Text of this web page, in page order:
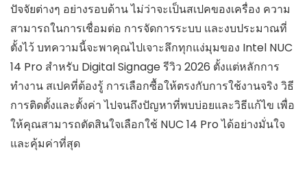
ปัจจัยต่างๆ อย่างรอบด้าน ไม่ว่าจะเป็นสเปคของเครื่อง ความ
สามารถในการเชื่อมต่อ การจัดการระบบ และงบประมาณที่
ตั้งไว้ บทความนี้จะพาคุณไปเจาะลึกทุกแง่มุมของ Intel NUC
14 Pro สำหรับ Digital Signage รีวิว 2026 ตั้งแต่หลักการ
ทำงาน สเปคที่ต้องรู้ การเลือกซื้อให้ตรงกับการใช้งานจริง วิธี
การติดตั้งและตั้งค่า ไปจนถึงปัญหาที่พบบ่อยและวิธีแก้ไข เพื่อ
ให้คุณสามารถตัดสินใจเลือกใช้ NUC 14 Pro ได้อย่างมั่นใจ
และคุ้มค่าที่สุด